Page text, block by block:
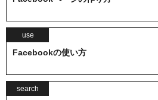
use
Facebookの使い方
search